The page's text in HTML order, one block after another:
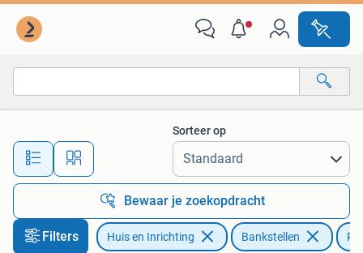
Alle afstanden…
Sorteer op
Bewaar je zoekopdracht
Filters Huis en Inrichting Bankstellen